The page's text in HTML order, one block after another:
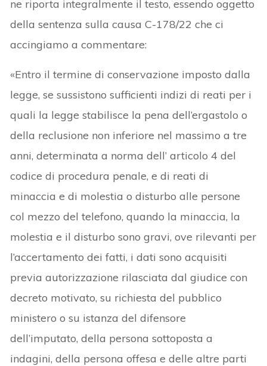
ne riporta integralmente il testo, essendo oggetto
della sentenza sulla causa C-178/22 che ci
accingiamo a commentare:
«Entro il termine di conservazione imposto dalla
legge, se sussistono sufficienti indizi di reati per i
quali la legge stabilisce la pena dell’ergastolo o
della reclusione non inferiore nel massimo a tre
anni, determinata a norma dell’ articolo 4 del
codice di procedura penale, e di reati di
minaccia e di molestia o disturbo alle persone
col mezzo del telefono, quando la minaccia, la
molestia e il disturbo sono gravi, ove rilevanti per
l’accertamento dei fatti, i dati sono acquisiti
previa autorizzazione rilasciata dal giudice con
decreto motivato, su richiesta del pubblico
ministero o su istanza del difensore
dell’imputato, della persona sottoposta a
indagini, della persona offesa e delle altre parti